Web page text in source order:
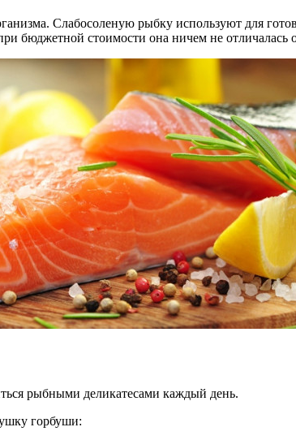
Слабосоленую рыбку используют для
бюджетной стоимости она ничем не отличалась
рыбными деликатесами каждый день.
горбуши: